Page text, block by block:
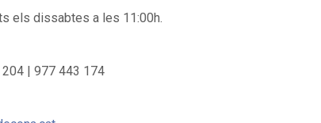
els dissabtes a les 11:00h.
| 977 443 174